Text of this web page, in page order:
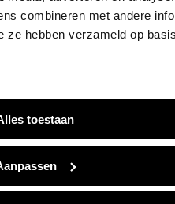
combineren met andere
ze hebben verzameld op
toestaan